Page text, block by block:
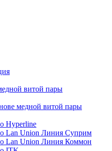
витой пары
медной витой пары
Hyperline
Lan Union Линия Суприм
Lan Union Линия Коммон